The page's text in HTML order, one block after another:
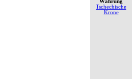
Währung
Tschechische
Krone